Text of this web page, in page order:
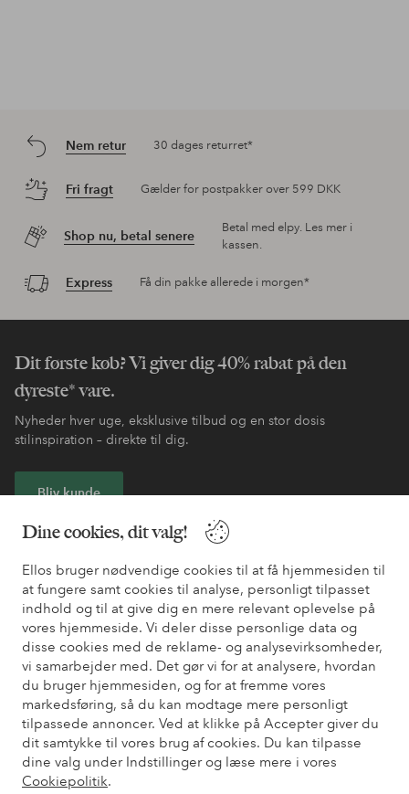
Dine cookies, dit valg!
Ellos bruger nødvendige cookies til at få hjemmesiden til
at fungere samt cookies til analyse, personligt tilpasset
indhold og til at give dig en mere relevant oplevelse på
vores hjemmeside. Vi deler disse personlige data og
disse cookies med de reklame- og analysevirksomheder,
vi samarbejder med. Det gør vi for at analysere, hvordan
du bruger hjemmesiden, og for at fremme vores
markedsføring, så du kan modtage mere personligt
tilpassede annoncer. Ved at klikke på Accepter giver du
dit samtykke til vores brug af cookies. Du kan tilpasse
dine valg under Indstillinger og læse mere i vores
Cookiepolitik.
Nem retur 30 dages returret*
Fri fragt Gælder for postpakker over 599 DKK
Shop nu, betal senere
Betal med elpy. Les mer i
kassen.
Express Få din pakke allerede i morgen*
Dit første køb? Vi giver dig 40% rabat på den
dyreste* vare.
Nyheder hver uge, eksklusive tilbud og en stor dosis
stilinspiration – direkte til dig.
Bliv kunde
* Se tilbudsbetingelser ved registrering
Har du brug for hjælp?
Du kan finde svar på de oftest stillede spørgsmål i vores FAQ.
Du kan også finde oplysninger om, hvordan du kontakter os.
Kundeservice Bestilling Betalingsmåde
Mine sider